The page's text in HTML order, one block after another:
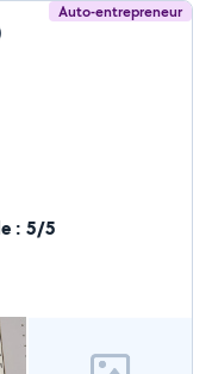
Auto-entrepreneur
: 5/5